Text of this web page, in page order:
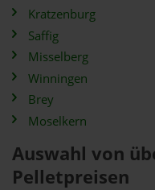
Kratzenburg
Saffig
Misselberg
Winningen
Brey
Moselkern
Auswahl von
Pelletpreisen